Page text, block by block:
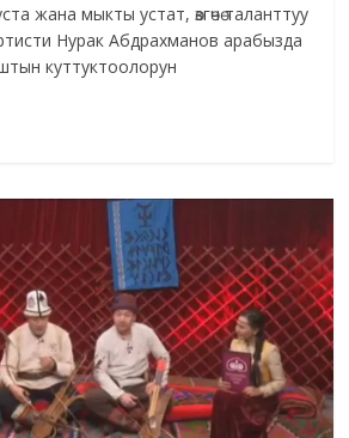
жана мыкты устат, өзгөчө таланттуу
Нурак Абдрахманов арабызда
куттуктоолорун